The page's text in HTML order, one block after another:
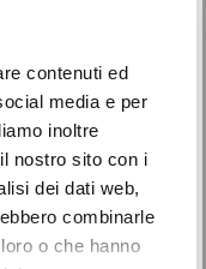
contenuti ed
media e per
inoltre
nostro sito con i
dei dati web,
combinarle
o che hanno
e bimbi fino a 18